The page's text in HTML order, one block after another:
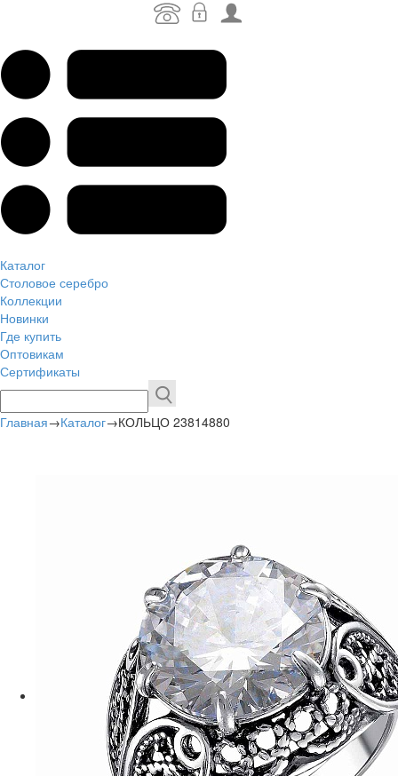
Каталог
Столовое серебро
Коллекции
Новинки
Где купить
Оптовикам
Сертификаты
Главная→Каталог→КОЛЬЦО 23814880